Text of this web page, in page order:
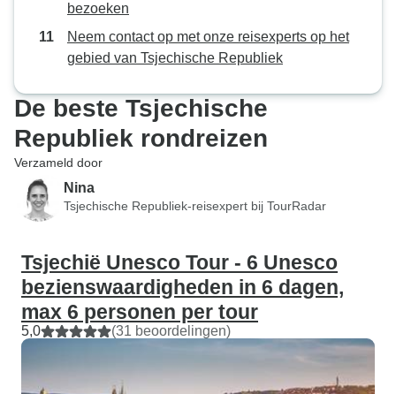
bezoeken
Neem contact op met onze reisexperts op het
gebied van Tsjechische Republiek
De beste Tsjechische
Republiek rondreizen
Verzameld door
Nina
Tsjechische Republiek-reisexpert bij TourRadar
Tsjechië Unesco Tour - 6 Unesco
bezienswaardigheden in 6 dagen,
max 6 personen per tour
5,0 (31 beoordelingen)